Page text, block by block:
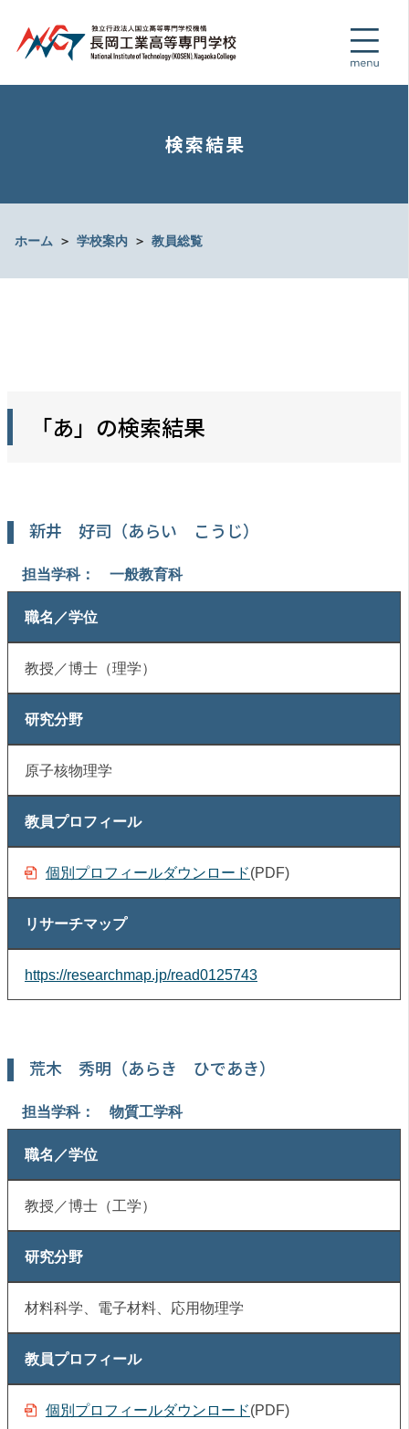
検索結果
ホーム ＞ 学校案内 ＞ 教員総覧
「あ」の検索結果
新井 好司（あらい こうじ）
担当学科： 一般教育科
職名／学位
教授／博士（理学）
研究分野
原子核物理学
教員プロフィール
個別プロフィールダウンロード(PDF)
リサーチマップ
https://researchmap.jp/read0125743
荒木 秀明（あらき ひであき）
担当学科： 物質工学科
職名／学位
教授／博士（工学）
研究分野
材料科学、電子材料、応用物理学
教員プロフィール
個別プロフィールダウンロード(PDF)